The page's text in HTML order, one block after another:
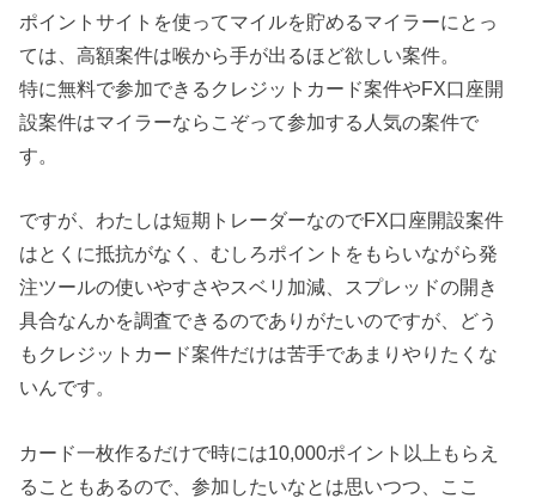
ポイントサイトを使ってマイルを貯めるマイラーにとっ
ては、高額案件は喉から手が出るほど欲しい案件。
特に無料で参加できるクレジットカード案件やFX口座開
設案件はマイラーならこぞって参加する人気の案件で
す。
ですが、わたしは短期トレーダーなのでFX口座開設案件
はとくに抵抗がなく、むしろポイントをもらいながら発
注ツールの使いやすさやスベリ加減、スプレッドの開き
具合なんかを調査できるのでありがたいのですが、どう
もクレジットカード案件だけは苦手であまりやりたくな
いんです。
カード一枚作るだけで時には10,000ポイント以上もらえ
ることもあるので、参加したいなとは思いつつ、ここ